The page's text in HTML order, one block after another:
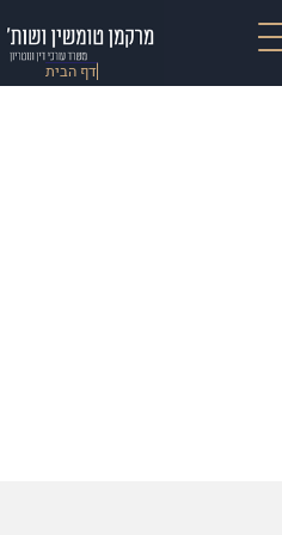
דף הבית